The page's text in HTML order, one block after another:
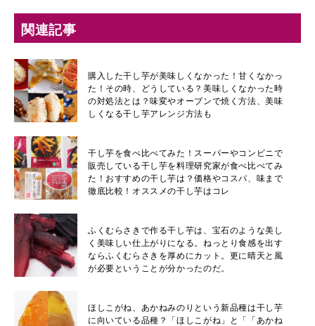
関連記事
購入した干し芋が美味しくなかった！甘くなかっ
た！その時、どうしている？美味しくなかった時
の対処法とは？味変やオーブンで焼く方法、美味
しくなる干し芋アレンジ方法も
干し芋を食べ比べてみた！スーパーやコンビニで
販売している干し芋を料理研究家が食べ比べてみ
た！おすすめの干し芋は？価格やコスパ、味まで
徹底比較！オススメの干し芋はコレ
ふくむらさきで作る干し芋は、宝石のような美し
く美味しい仕上がりになる。ねっとり食感を出す
ならふくむらさきを厚めにカット。更に晴天と風
が必要ということが分かったのだ。
ほしこがね、あかねみのりという新品種は干し芋
に向いている品種？「ほしこがね」と「「あかね